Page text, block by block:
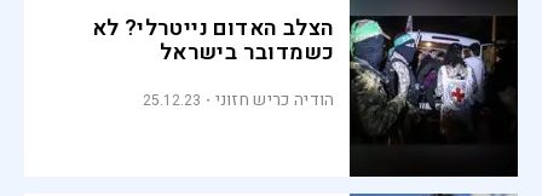
הצלב האדום נייטרלי? לא
כשמדובר בישראל
הודיה כריש חזוני 25.12.23